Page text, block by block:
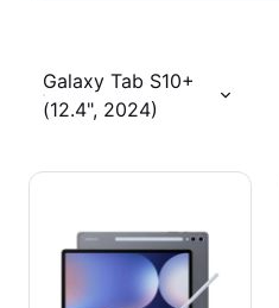
Galaxy Tab S10+
(12.4", 2024)